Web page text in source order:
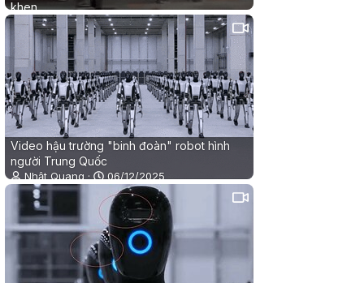
khen
Mai Nhung
22/12/2025
0
0
Video hậu trường "binh đoàn" robot hình
người Trung Quốc
Nhật Quang
06/12/2025
0
0